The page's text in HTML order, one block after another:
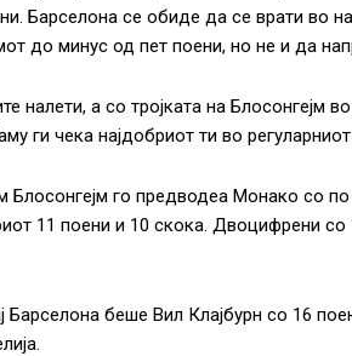
Барселона се обиде да се врати во
до минус од пет поени, но не и да
налети, а со тројката на Блосонгејм
ги чека најдобриот ти во
Блосонгејм го предводеа Монако со
11 поени и 10 скока. Двоцифрени
Барселона беше Вил Клајбурн со 16